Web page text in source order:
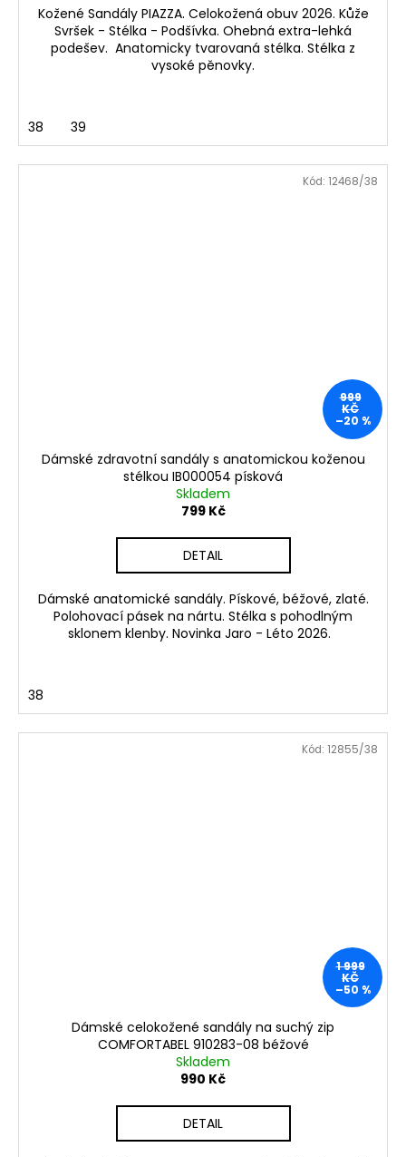
Kožené Sandály PIAZZA. Celokožená obuv 2026. Kůže
Svršek - Stélka - Podšívka. Ohebná extra-lehká
podešev. Anatomicky tvarovaná stélka. Stélka z
vysoké pěnovky.
38 39
999
KČ
–20 %
Dámské zdravotní sandály s anatomickou koženou
stélkou IB000054 písková
Skladem
799 Kč
DETAIL
Dámské anatomické sandály. Pískové, béžové, zlaté.
Polohovací pásek na nártu. Stélka s pohodlným
sklonem klenby. Novinka Jaro - Léto 2026.
38
Kód: 12468/38
1 999
KČ
–50 %
Dámské celokožené sandály na suchý zip
COMFORTABEL 910283-08 béžové
Skladem
990 Kč
DETAIL
Kód: 12855/38
DÁMSKÉ
SANDÁLY
PODPATKU
28107-
42
876
MODRÉ